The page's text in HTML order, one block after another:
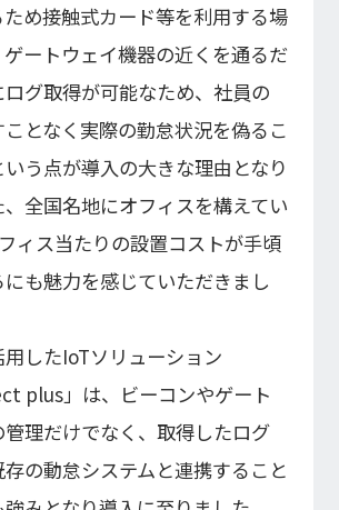
め接触式カード等を利用する場
ートウェイ機器の近くを通るだ
グ取得が可能なため、社員の
となく実際の勤怠状況を偽るこ
う点が導入の大きな理由となり
全国名地にオフィスを構えてい
ィス当たりの設置コストが手頃
も魅力を感じていただきまし
用したIoTソリューション
plus」は、ビーコンやゲート
理だけでなく、取得したログ
の動怠システムと連携すること